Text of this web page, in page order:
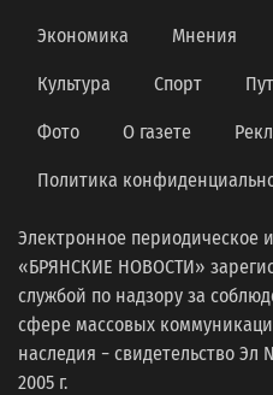
Экономика Мнения
Культура Спорт
Фото О газете
Политика
Электронное периодическое
«БРЯНСКИЕ НОВОСТИ»
службой по надзору за
сфере массовых
наследия − свидетельство
2005 г.